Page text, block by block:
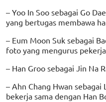
– Yoo In Soo sebagai Go
yang bertugas membawa
– Eum Moon Suk sebagai
foto yang mengurus
– Han Groo sebagai Jin Na
– Ahn Chang Hwan sebagai
bekerja sama dengan Han